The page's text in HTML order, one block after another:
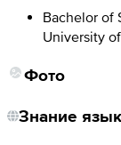
Bachelor of
University
Фото
Знание